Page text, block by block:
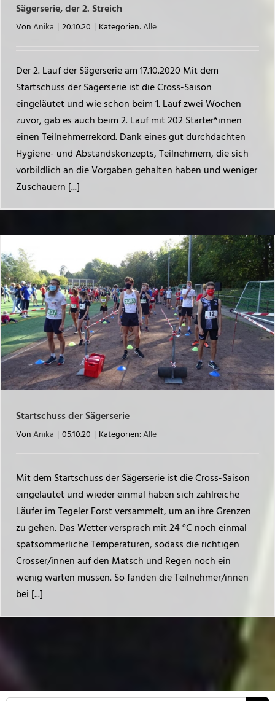
Sägerserie, der 2. Streich
VonAnika | 20.10.20 | Kategorien:Alle
Der 2. Lauf der Sägerserie am 17.10.2020 Mit dem
Startschuss der Sägerserie ist die Cross-Saison
eingeläutet und wie schon beim 1. Lauf zwei Wochen
zuvor, gab es auch beim 2. Lauf mit 202 Starter*innen
einen Teilnehmerrekord. Dank eines gut durchdachten
Hygiene- und Abstandskonzepts, Teilnehmern, die sich
vorbildlich an die Vorgaben gehalten haben und weniger
Zuschauern [...]
Startschuss der Sägerserie
VonAnika | 05.10.20 | Kategorien:Alle
Mit dem Startschuss der Sägerserie ist die Cross-Saison
eingeläutet und wieder einmal haben sich zahlreiche
Läufer im Tegeler Forst versammelt, um an ihre Grenzen
zu gehen. Das Wetter versprach mit 24 °C noch einmal
spätsommerliche Temperaturen, sodass die richtigen
Crosser/innen auf den Matsch und Regen noch ein
wenig warten müssen. So fanden die Teilnehmer/innen
bei [...]